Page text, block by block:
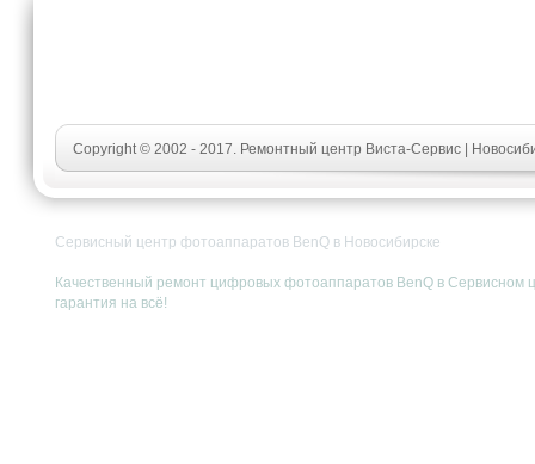
Copyright © 2002 - 2017. Ремонтный центр Виста-Сервис |
Сервисный центр фотоаппаратов BenQ в Новосибирске
Качественный ремонт цифровых фотоаппаратов BenQ в Сервисном
гарантия на всё!